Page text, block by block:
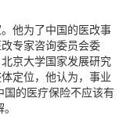
他为了中国的医改事
专家咨询委员会委
京大学国家发展研究
定位，他认为，事业
的医疗保险不应该有